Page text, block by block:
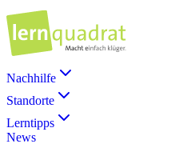
Nachhilfe
Standorte
Lerntipps
News